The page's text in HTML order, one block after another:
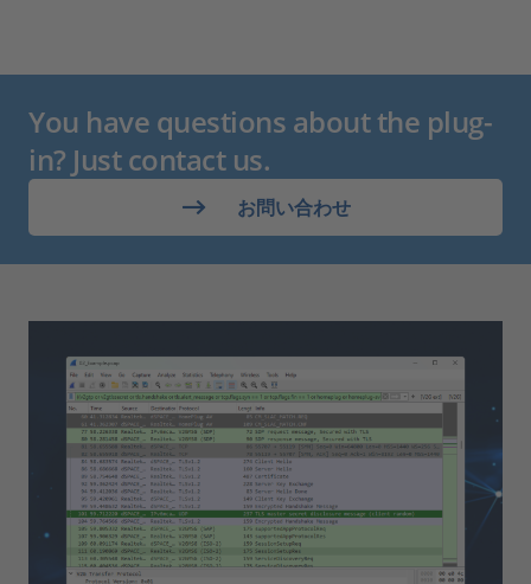
You have questions about the plug-
in? Just contact us.
お問い合わせ